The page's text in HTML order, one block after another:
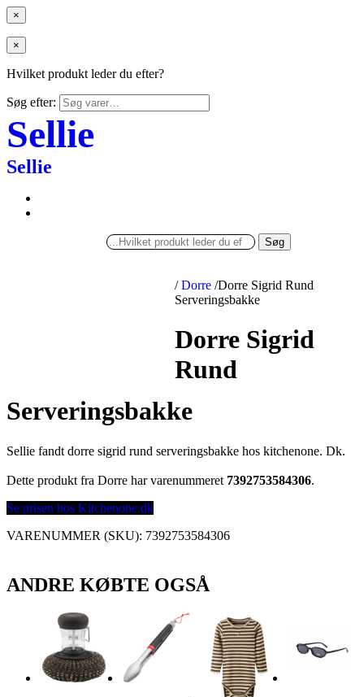
×
×
Hvilket produkt leder du efter?
Søg efter:
Sellie
Sellie
Søg
/ Dorre /Dorre Sigrid Rund
Serveringsbakke
Dorre Sigrid
Rund
Serveringsbakke
Sellie fandt dorre sigrid rund serveringsbakke hos kitchenone. Dk.
Dette produkt fra Dorre har varenummeret 7392753584306.
Se prisen hos Kitchenone.dk
VARENUMMER (SKU): 7392753584306
ANDRE KØBTE OGSÅ